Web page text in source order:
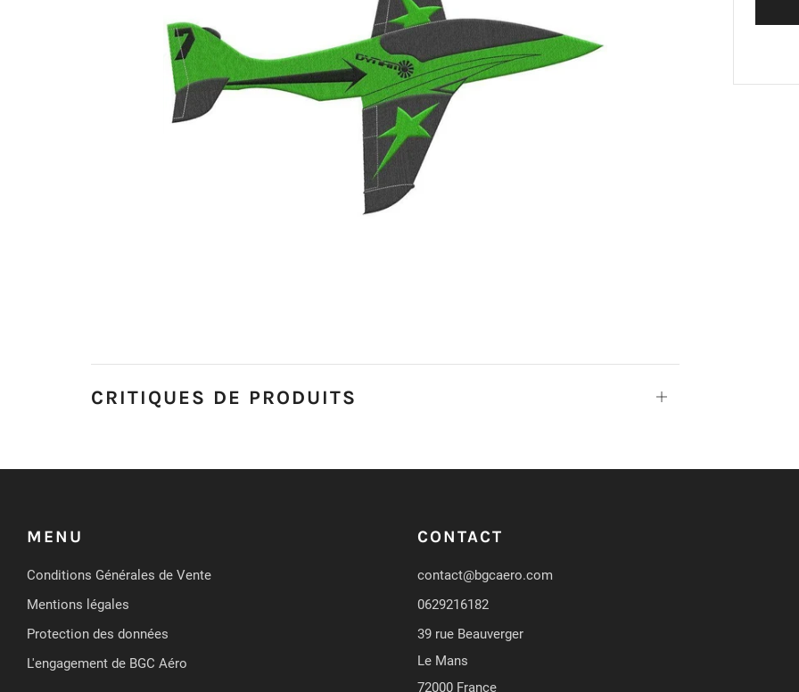
CRITIQUES DE PRODUITS Ouvrir
MENU
Conditions Générales de Vente
Mentions légales
Protection des données
L'engagement de BGC Aéro
CONTACT
contact@bgcaero.com
0629216182
39 rue Beauverger
Le Mans
72000 France